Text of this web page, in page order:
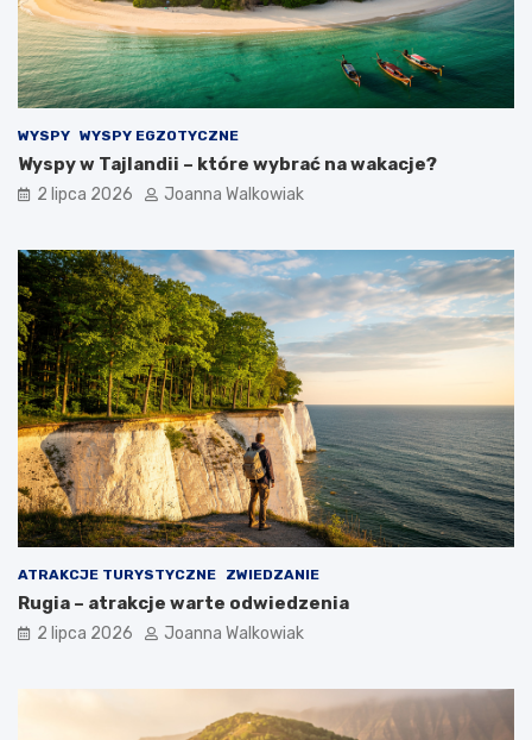
WYSPY WYSPY EGZOTYCZNE
Wyspy w Tajlandii – które wybrać na wakacje?
2 lipca 2026 Joanna Walkowiak
ATRAKCJE TURYSTYCZNE ZWIEDZANIE
Rugia – atrakcje warte odwiedzenia
2 lipca 2026 Joanna Walkowiak